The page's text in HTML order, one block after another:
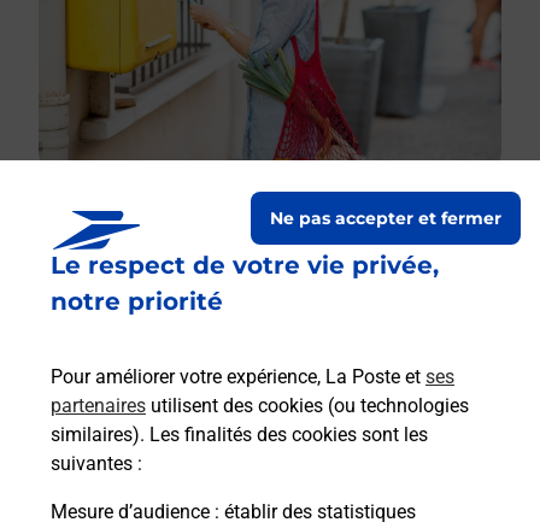
Le respect de votre vie privée,
notre priorité
Pour améliorer votre expérience, La Poste et ses
partenaires utilisent des cookies (ou technologies
similaires). Les finalités des cookies sont les
suivantes :
Mesure d’audience : établir des statistiques
Ne pas accepter et fermer
Boîte aux lettres La Poste
11 Rue De La Republique
28300 Challet
Le lien s'ouvre dans un nouvel onglet